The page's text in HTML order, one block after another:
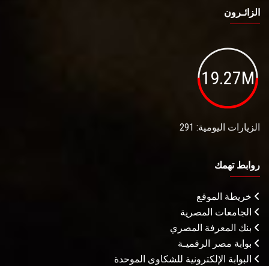
الزائـرون
19.27M
الزيارات اليومية: 291
روابط تهمك
خريطة الموقع
الجامعات المصرية
بنك المعرفة المصري
بوابة مصر الرقميـة
البوابة الإلكترونية للشكاوى الموحدة